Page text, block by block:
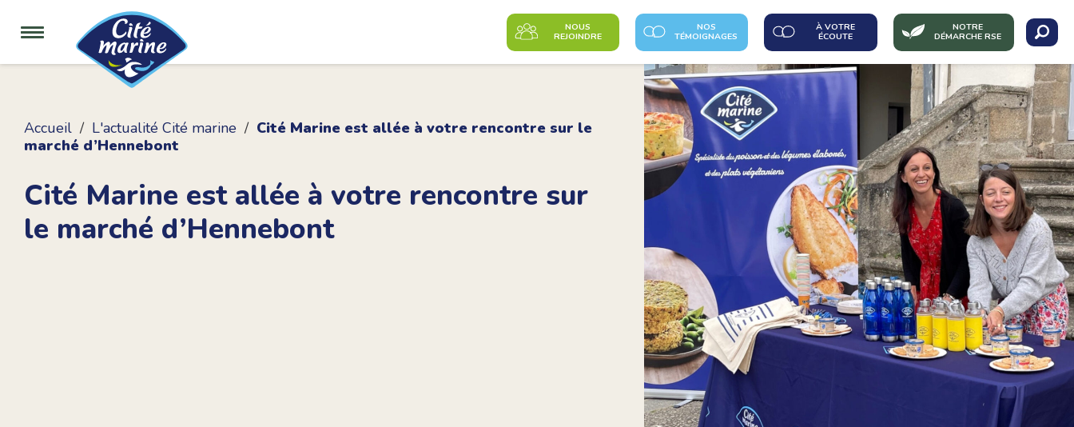
NOUS
REJOINDRE
NOS
TÉMOIGNAGES
À VOTRE
ÉCOUTE
NOTRE
DÉMARCHE RSE
Accueil L'actualité Cité marine
Cité Marine est allée à votre rencontre sur le
marché d’Hennebont
Cité Marine est allée à votre rencontre sur
le marché d’Hennebont